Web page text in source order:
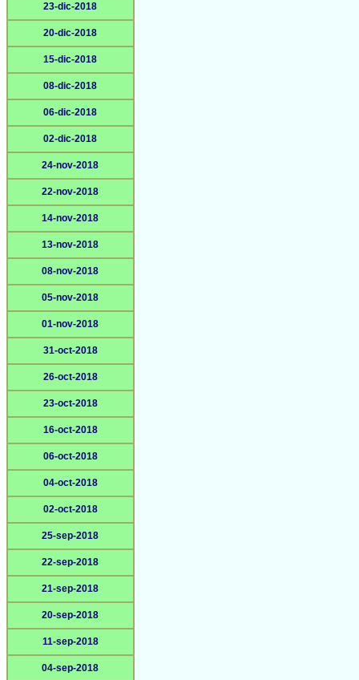
23-dic-2018
20-dic-2018
15-dic-2018
08-dic-2018
06-dic-2018
02-dic-2018
24-nov-2018
22-nov-2018
14-nov-2018
13-nov-2018
08-nov-2018
05-nov-2018
01-nov-2018
31-oct-2018
26-oct-2018
23-oct-2018
16-oct-2018
06-oct-2018
04-oct-2018
02-oct-2018
25-sep-2018
22-sep-2018
21-sep-2018
20-sep-2018
11-sep-2018
04-sep-2018